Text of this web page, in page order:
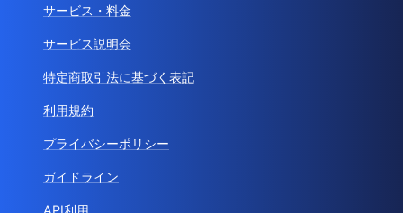
サービス・料金
サービス説明会
特定商取引法に基づく表記
利用規約
プライバシーポリシー
ガイドライン
API利用